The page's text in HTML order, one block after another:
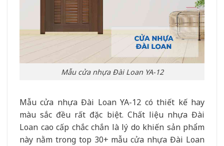
Mẫu cửa nhựa Đài Loan YA-12
Mẫu cửa nhựa Đài Loan YA-12 có thiết kế hay
màu sắc đều rất đặc biệt. Chất liệu nhựa Đài
Loan cao cấp chắc chắn là lý do khiến sản phẩm
này nằm trong top 30+ mẫu cửa nhựa Đài Loan